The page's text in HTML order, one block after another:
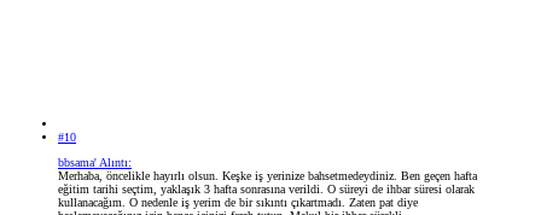
#10
bbsama' Alıntı:
Merhaba, öncelikle hayırlı olsun. Keşke iş yerinize bahsetmedeydiniz. Ben geçen hafta
eğitim tarihi seçtim, yaklaşık 3 hafta sonrasına verildi. O süreyi de ihbar süresi olarak
kullanacağım. O nedenle iş yerim de bir sıkıntı çıkartmadı. Zaten pat diye